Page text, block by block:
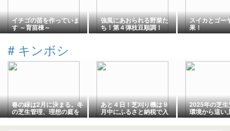
イチゴの苗を作っていま
す ～育苗棟～
強風にあおられる野菜た
ち！第４弾枝豆順調！
スイカとゴー
果！
# キンボシ
春の緑は2月に決まる。冬
の芝生管理、理想の庭を
作るための「先回り」準
備術
あと４日！芝刈り機は９
月中にふるさと納税で入
手したほうが良い理由
2025年の芝
環境から這い
緯